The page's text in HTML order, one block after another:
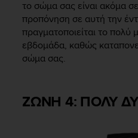
το σώμα σας είναι ακόμα
προπόνηση σε αυτή την
πραγματοποιείται το πολύ
εβδομάδα, καθώς
σώμα σας.
ΖΩΝΗ 4: ΠΟΛΥ